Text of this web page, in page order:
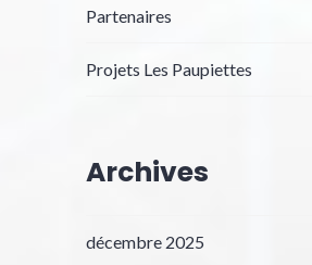
Partenaires
Projets Les Paupiettes
Archives
décembre 2025